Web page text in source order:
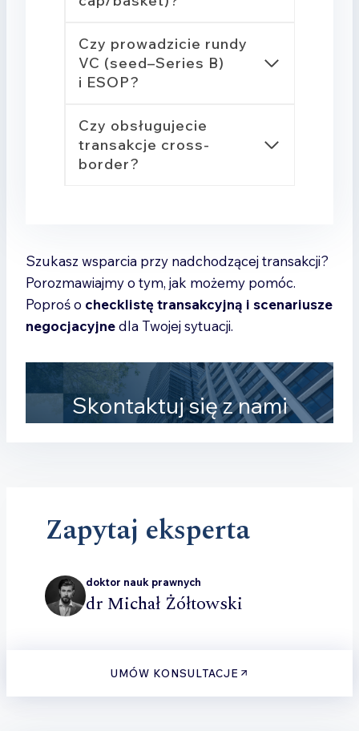
Czy prowadzicie rundy
VC (seed–Series B)
i ESOP?
Czy obsługujecie
transakcje cross-
border?
Szukasz wsparcia przy nadchodzącej transakcji?
Porozmawiajmy o tym, jak możemy pomóc.
Poproś o checklistę transakcyjną i scenariusze
negocjacyjnedla Twojej sytuacji.
Skontaktuj się z nami
Zapytaj eksperta
doktor nauk prawnych
dr Michał Żółtowski
UMÓW KONSULTACJE